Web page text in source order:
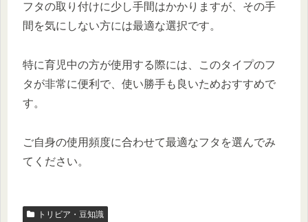
フタの取り付けに少し手間はかかりますが、その手
間を気にしない方には最適な選択です。
特に育児中の方が使用する際には、このタイプのフ
タが非常に便利で、使い勝手も良いためおすすめで
す。
ご自身の使用頻度に合わせて最適なフタを選んでみ
てください。
トリビア・豆知識